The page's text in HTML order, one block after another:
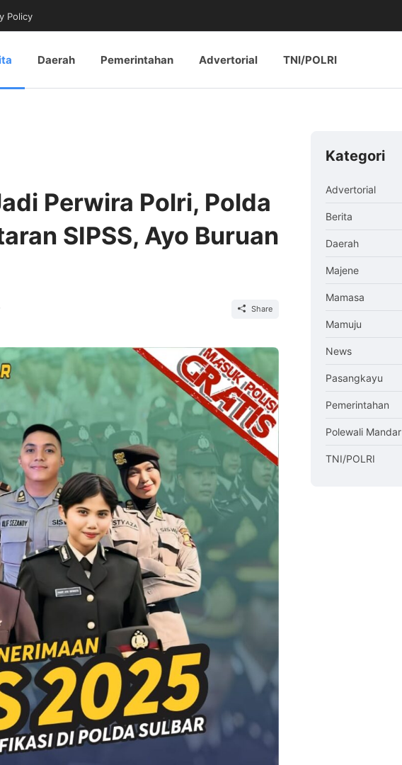
Policy
Daerah Pemerintahan Advertorial TNI/POLRI
Perwira Polri, Polda
SIPSS, Ayo Buruan
Share
Kategori
Advertorial
Berita
Daerah
Majene
Mamasa
Mamuju
News
Pasangkayu
Pemerintahan
Polewali Mandar
TNI/POLRI